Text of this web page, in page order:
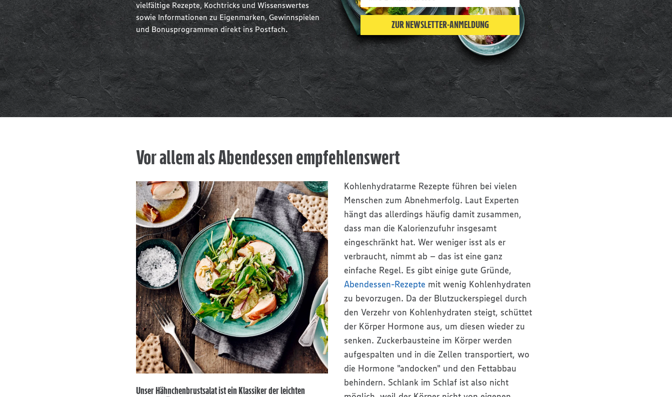
vielfältige Rezepte, Kochtricks und Wissenswertes
sowie Informationen zu Eigenmarken, Gewinnspielen
und Bonusprogrammen direkt ins Postfach.
ZUR NEWSLETTER-ANMELDUNG
Vor allem als Abendessen empfehlenswert
Unser Hähnchenbrustsalat ist ein Klassiker der leichten
Kohlenhydratarme Rezepte führen bei vielen
Menschen zum Abnehmerfolg. Laut Experten
hängt das allerdings häufig damit zusammen,
dass man die Kalorienzufuhr insgesamt
eingeschränkt hat. Wer weniger isst als er
verbraucht, nimmt ab – das ist eine ganz
einfache Regel. Es gibt einige gute Gründe,
Abendessen-Rezepte mit wenig Kohlenhydraten
zu bevorzugen. Da der Blutzuckerspiegel durch
den Verzehr von Kohlenhydraten steigt, schüttet
der Körper Hormone aus, um diesen wieder zu
senken. Zuckerbausteine im Körper werden
aufgespalten und in die Zellen transportiert, wo
die Hormone "andocken" und den Fettabbau
behindern. Schlank im Schlaf ist also nicht